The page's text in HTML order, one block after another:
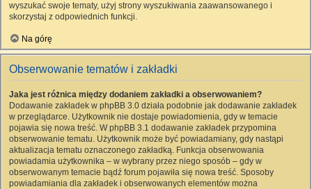
wyszukać swoje tematy, użyj strony wyszukiwania zaawansowanego i
skorzystaj z odpowiednich funkcji.
Na górę
Obserwowanie tematów i zakładki
Jaka jest różnica między dodaniem zakładki a obserwowaniem?
Dodawanie zakładek w phpBB 3.0 działa podobnie jak dodawanie zakładek
w przeglądarce. Użytkownik nie dostaje powiadomienia, gdy w temacie
pojawia się nowa treść. W phpBB 3.1 dodawanie zakładek przypomina
obserwowanie tematu. Użytkownik może być powiadamiany, gdy nastąpi
aktualizacja tematu oznaczonego zakładką. Funkcja obserwowania
powiadamia użytkownika – w wybrany przez niego sposób – gdy w
obserwowanym temacie bądź forum pojawiła się nowa treść. Sposoby
powiadamiania dla zakładek i obserwowanych elementów można